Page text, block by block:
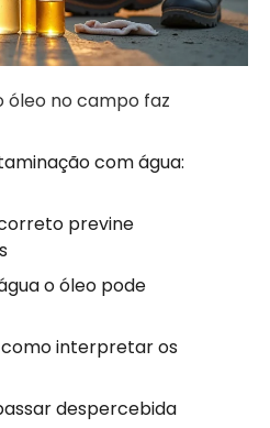
óleo no campo faz
com água:
previne
o óleo pode
interpretar os
despercebida